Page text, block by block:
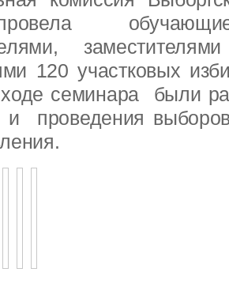
120 участковых
семинара были
и проведения